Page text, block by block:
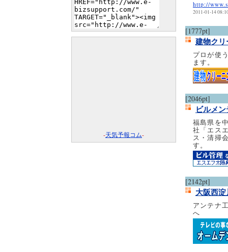
http://
2011-01-14
[1777pt]
建物ク
プロが使
ます。
[2046pt]
ビルメ
福島県を
社「エス
ス・清掃
す。
[2142pt]
大阪西
アンテナ
へ
-天気予報コム-